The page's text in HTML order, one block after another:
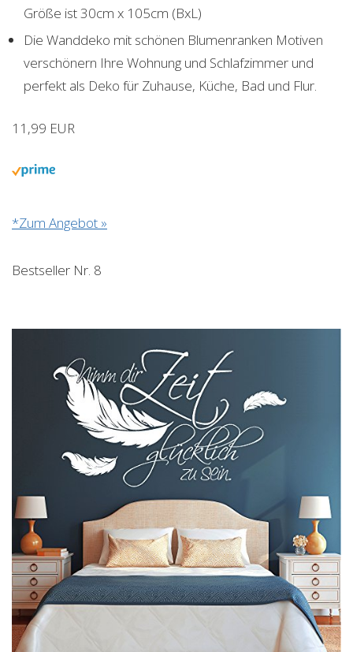
Größe ist 30cm x 105cm (BxL)
Die Wanddeko mit schönen Blumenranken Motiven
verschönern Ihre Wohnung und Schlafzimmer und
perfekt als Deko für Zuhause, Küche, Bad und Flur.
11,99 EUR
*Zum Angebot »
Bestseller Nr. 8